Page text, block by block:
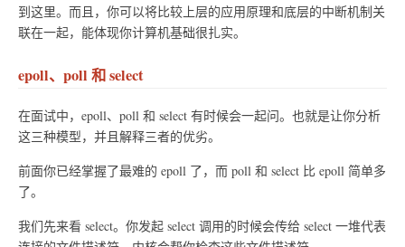
到这里。而且，你可以将比较上层的应用原理和底层的中断机制关
联在一起，能体现你计算机基础很扎实。
epoll、poll 和 select
在面试中，epoll、poll 和 select 有时候会一起问。也就是让你分析
这三种模型，并且解释三者的优劣。
前面你已经掌握了最难的 epoll 了，而 poll 和 select 比 epoll 简单多
了。
我们先来看 select。你发起 select 调用的时候会传给 select 一堆代表